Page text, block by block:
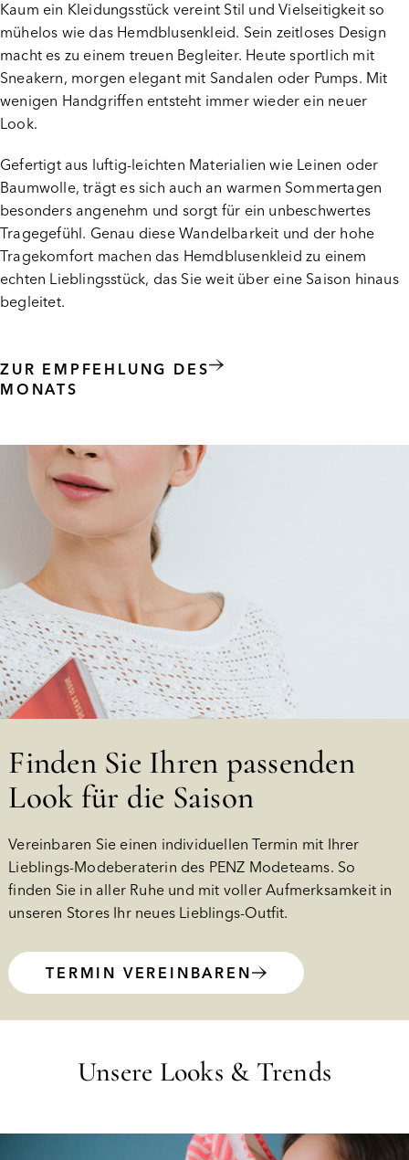
Kaum ein Kleidungsstück vereint Stil und Vielseitigkeit so
mühelos wie das Hemdblusenkleid. Sein zeitloses Design
macht es zu einem treuen Begleiter. Heute sportlich mit
Sneakern, morgen elegant mit Sandalen oder Pumps. Mit
wenigen Handgriffen entsteht immer wieder ein neuer
Look.
Gefertigt aus luftig-leichten Materialien wie Leinen oder
Baumwolle, trägt es sich auch an warmen Sommertagen
besonders angenehm und sorgt für ein unbeschwertes
Tragegefühl. Genau diese Wandelbarkeit und der hohe
Tragekomfort machen das Hemdblusenkleid zu einem
echten Lieblingsstück, das Sie weit über eine Saison hinaus
begleitet.
ZUR EMPFEHLUNG DES
MONATS
Finden Sie Ihren passenden
Look für die Saison
Vereinbaren Sie einen individuellen Termin mit Ihrer
Lieblings-Modeberaterin des PENZ Modeteams. So
finden Sie in aller Ruhe und mit voller Aufmerksamkeit in
unseren Stores Ihr neues Lieblings-Outfit.
TERMIN VEREINBAREN
Unsere Looks & Trends